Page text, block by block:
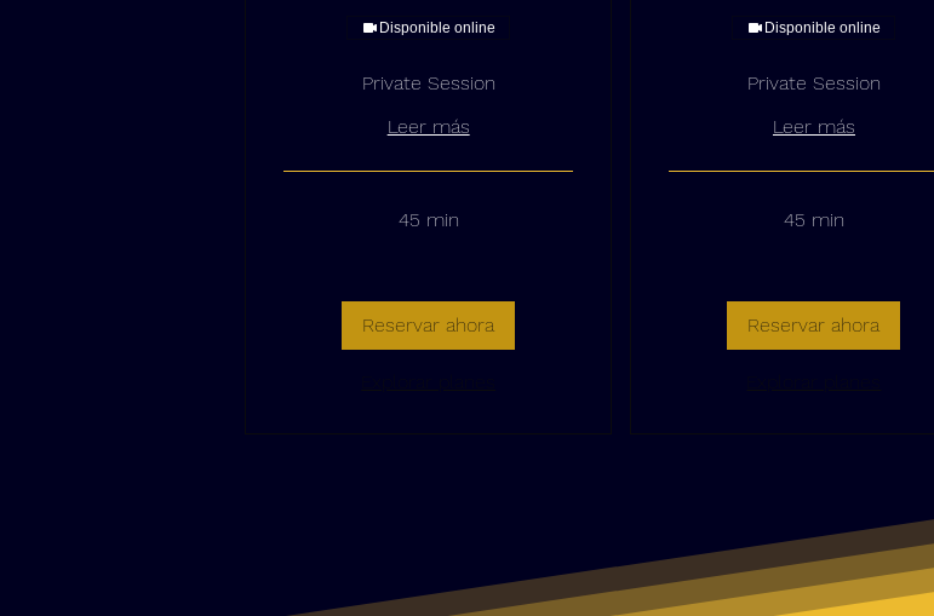
Disponible online
Private Session
Leer más
45 min
Reservar ahora
Disponible online
Private Session
Leer más
45 min
Reservar ahora